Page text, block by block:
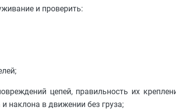
и проверить:
цепей, правильность их
наклона в движении без груза;